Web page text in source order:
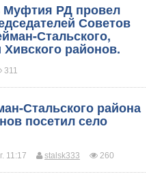
Муфтия РД провел
Советов
Стальского,
Хивского районов.
311
Стальского района
посетил село
11:17 stalsk333 260